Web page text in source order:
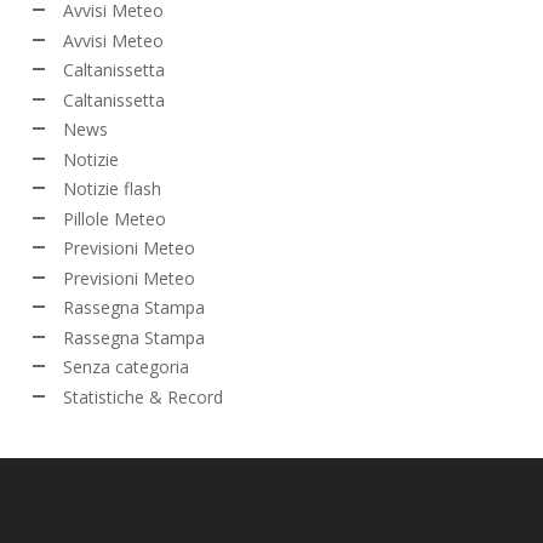
Avvisi Meteo
Avvisi Meteo
Caltanissetta
Caltanissetta
News
Notizie
Notizie flash
Pillole Meteo
Previsioni Meteo
Previsioni Meteo
Rassegna Stampa
Rassegna Stampa
Senza categoria
Statistiche & Record